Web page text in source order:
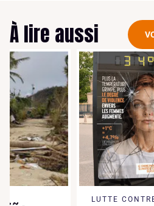
À lire aussi
LUTTE CONTRE LE